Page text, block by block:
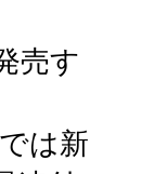
売す
は新